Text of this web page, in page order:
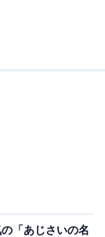
売も行って
、ロマンチ
代男性／東京
、あじさいと
性／静岡
「あじさいの名